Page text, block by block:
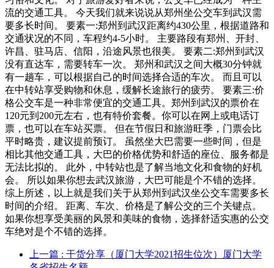
流的交通工具。 今天我们就来说说从郑州坐公交车到武汉需
要多长时间。 要素一:郑州到武汉距离约430公里，根据道路和
交通状况的不同，车程约4-5小时。 主要路段有郑州、开封、
许昌、驻马店、信阳，沿途风景也很美。 要素二:郑州到武汉
没有直达车，需要转车一次。 郑州和武汉之间大概30分钟就
有一趟车，可以根据自己的时间选择合适的车次。 而且可以
在中转站享受购物和休息，缓解长途旅行的疲劳。 要素三:价
格公交车是一种非常便宜的交通工具。郑州到武汉的票价在
120元到200元左右，也有特价套餐。你可以在网上或电话订
票，也可以在车站买票。 但在节假日和旅游旺季，门票会比
平时略贵，建议提前预订。 虽然坐大巴需要一些时间，但是
相比其他交通工具，大巴的价格优势和舒适的座位、服务都是
无法比拟的。 此外，中转站也是了解当地文化和食物的好机
会。 所以如果你想去武汉旅游，大巴可能是个不错的选择。
综上所述，以上就是我们关于从郑州到武汉坐公交车需要多长
时间的介绍。 距离、车次、价格是了解公交的三个关键点。
如果你想享受美丽的风景和美味的食物，选择舒适实惠的公交
车绝对是个不错的选择。
上一篇 : 干货分享（厦门大学2021招生位次）厦门大学